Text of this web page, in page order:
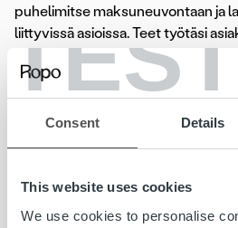
Consent Details
This website uses cookies
We use cookies to personalise
puhelimitse maksuneuvontaan ja
liittyvissä asioissa. Teet työtäsi
aina valmis auttamaan ja
kysymykset. Menestyt
sisäänrakennettuna luontainen
motivoituu uusista haasteista ja
Haluatko jättää avoimen
tehtävään? Hakemaan pääset